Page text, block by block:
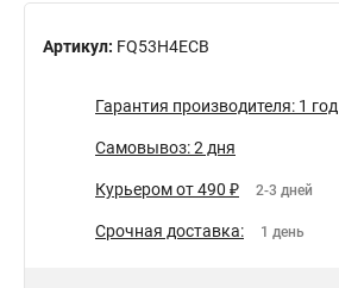
Артикул: FQ53H4ECB
Гарантия производителя: 1 год
Самовывоз: 2 дня
Курьером от 490 ₽ 2-3 дней
Срочная доставка: 1 день